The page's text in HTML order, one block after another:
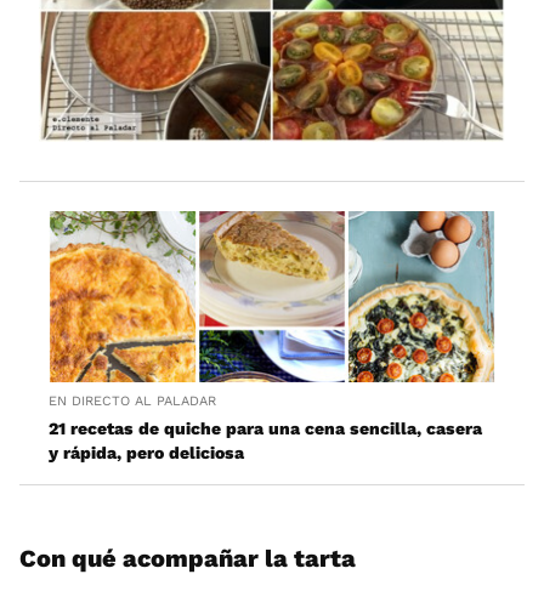
EN DIRECTO AL PALADAR
21 recetas de quiche para una cena sencilla, casera
y rápida, pero deliciosa
Con qué acompañar la tarta